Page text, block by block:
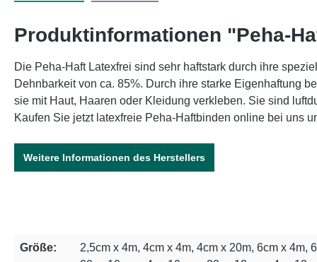
Produktinformationen "Peha-
Die Peha-Haft Latexfrei sind sehr haftstark durch ihre
Dehnbarkeit von ca. 85%. Durch ihre starke Eigenhaftung
sie mit Haut, Haaren oder Kleidung verkleben. Sie sind
Kaufen Sie jetzt latexfreie Peha-Haftbinden online bei uns
Weitere Informationen des Herstellers
Größe:
2,5cm x 4m, 4cm x 4m, 4cm x 20m, 6cm x 4m,